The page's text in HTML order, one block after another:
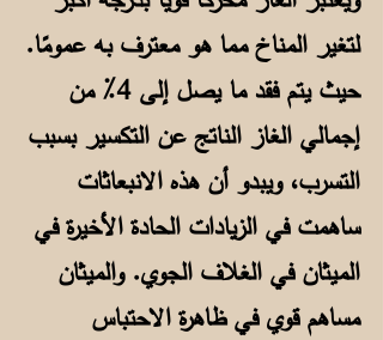
لتغير المناخ مما هو معترف به عمومًا.
حيث يتم فقد ما يصل إلى 4٪ من
إجمالي الغاز الناتج عن التكسير بسبب
التسرب، ويبدو أن هذه الانبعاثات
ساهمت في الزيادات الحادة الأخيرة في
الميثان في الغلاف الجوي. والميثان
مساهم قوي في ظاهرة الاحتباس